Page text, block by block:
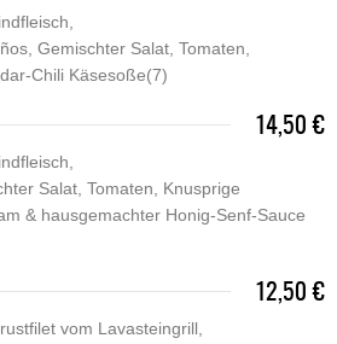
Gemischter Salat, Tomaten,
Chili Käsesoße(7)
14,50 €
Salat, Tomaten, Knusprige
& hausgemachter Honig-Senf-Sauce
12,50 €
vom Lavasteingrill,